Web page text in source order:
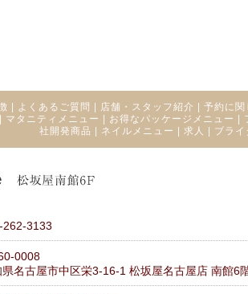
よくあるご質問 店舗・スタッフ紹介
予約に関
マタニティメニュー お得なパッケージメニュー
社開発商品
ネイルメニュー 求人 ブラ
262-3133
0008
県名古屋市中区栄3-16-1 松坂屋名古屋店 南館6